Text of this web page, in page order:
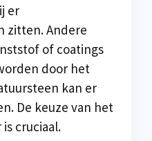
er
zitten. Andere
of coatings
door het
kan er
De keuze van het
cruciaal.